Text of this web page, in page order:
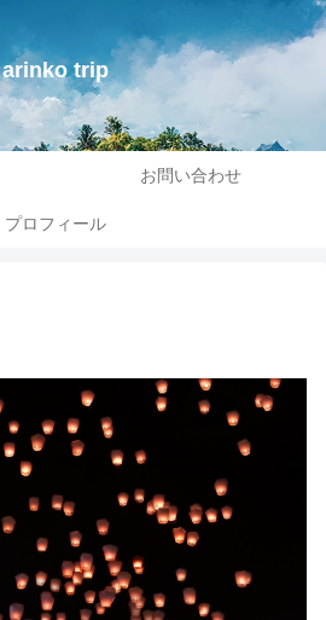
arinko trip
お問い合わせ
プロフィール